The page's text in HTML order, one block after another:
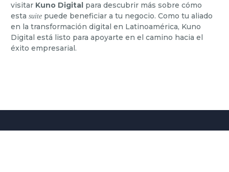
visitar Kuno Digital para descubrir más sobre cómo
estasuite puede beneficiar a tu negocio. Como tu aliado
en la transformación digital en Latinoamérica, Kuno
Digital está listo para apoyarte en el camino hacia el
éxito empresarial.